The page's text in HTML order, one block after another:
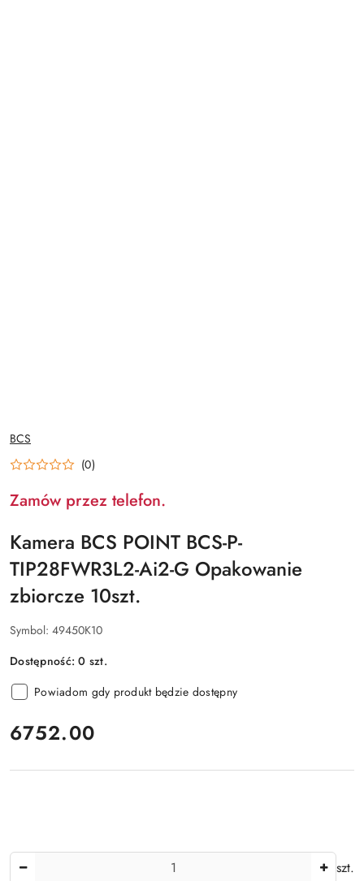
NAZWA
PRODUCENTA:
BCS
(0)
Zamów przez telefon.
Kamera BCS POINT BCS-P-
TIP28FWR3L2-Ai2-G Opakowanie
zbiorcze 10szt.
Symbol: 49450K10
Dostępność:0 szt.
Powiadom gdy produkt będzie dostępny
cena:
6752.00
szt.